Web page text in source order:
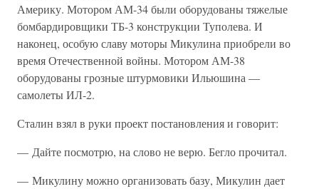
Америку. Мотором АМ-34 были оборудованы тяжелые
бомбардировщики ТБ-3 конструкции Туполева. И
наконец, особую славу моторы Микулина приобрели во
время Отечественной войны. Мотором АМ-38
оборудованы грозные штурмовики Ильюшина —
самолеты ИЛ-2.
Сталин взял в руки проект постановления и говорит:
— Дайте посмотрю, на слово не верю. Бегло прочитал.
— Микулину можно организовать базу, Микулин дает